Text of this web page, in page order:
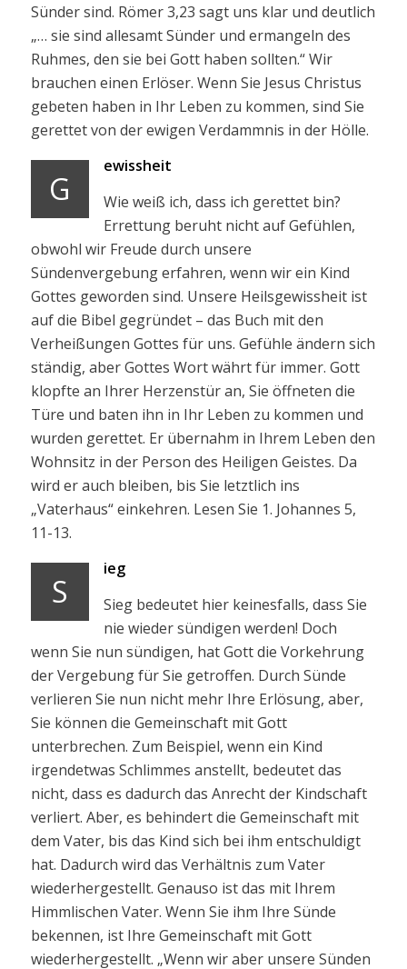
Sünder sind. Römer 3,23 sagt uns klar und deutlich
„… sie sind allesamt Sünder und ermangeln des
Ruhmes, den sie bei Gott haben sollten.“ Wir
brauchen einen Erlöser. Wenn Sie Jesus Christus
gebeten haben in Ihr Leben zu kommen, sind Sie
gerettet von der ewigen Verdammnis in der Hölle.
G
ewissheit
Wie weiß ich, dass ich gerettet bin?
Errettung beruht nicht auf Gefühlen,
obwohl wir Freude durch unsere
Sündenvergebung erfahren, wenn wir ein Kind
Gottes geworden sind. Unsere Heilsgewissheit ist
auf die Bibel gegründet – das Buch mit den
Verheißungen Gottes für uns. Gefühle ändern sich
ständig, aber Gottes Wort währt für immer. Gott
klopfte an Ihrer Herzenstür an, Sie öffneten die
Türe und baten ihn in Ihr Leben zu kommen und
wurden gerettet. Er übernahm in Ihrem Leben den
Wohnsitz in der Person des Heiligen Geistes. Da
wird er auch bleiben, bis Sie letztlich ins
„Vaterhaus“ einkehren. Lesen Sie 1. Johannes 5,
11-13.
S
ieg
Sieg bedeutet hier keinesfalls, dass Sie
nie wieder sündigen werden! Doch
wenn Sie nun sündigen, hat Gott die Vorkehrung
der Vergebung für Sie getroffen. Durch Sünde
verlieren Sie nun nicht mehr Ihre Erlösung, aber,
Sie können die Gemeinschaft mit Gott
unterbrechen. Zum Beispiel, wenn ein Kind
irgendetwas Schlimmes anstellt, bedeutet das
nicht, dass es dadurch das Anrecht der Kindschaft
verliert. Aber, es behindert die Gemeinschaft mit
dem Vater, bis das Kind sich bei ihm entschuldigt
hat. Dadurch wird das Verhältnis zum Vater
wiederhergestellt. Genauso ist das mit Ihrem
Himmlischen Vater. Wenn Sie ihm Ihre Sünde
bekennen, ist Ihre Gemeinschaft mit Gott
wiederhergestellt. „Wenn wir aber unsere Sünden